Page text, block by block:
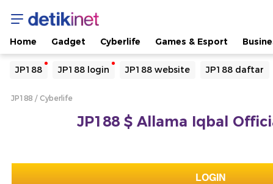
Home Gadget Cyberlife Games & Esport
JP188 JP188 login JP188 website JP188 daftar
Yang sedang ramai dicari
Loading...
JP188 Cyberlife
JP188 $ Allama Iqbal
LOGIN